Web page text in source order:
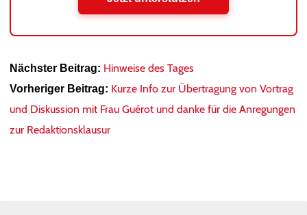
Nächster Beitrag: Hinweise des Tages
Vorheriger Beitrag: Kurze Info zur Übertragung von Vortrag
und Diskussion mit Frau Guérot und danke für die Anregungen
zur Redaktionsklausur